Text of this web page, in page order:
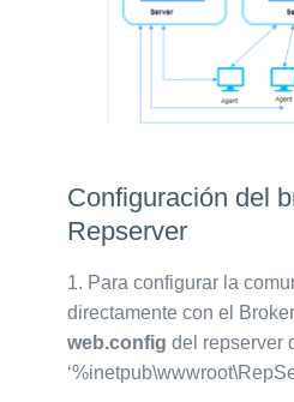
Configuración del
Repserver
1. Para configurar la
directamente con el
web.config del repserver